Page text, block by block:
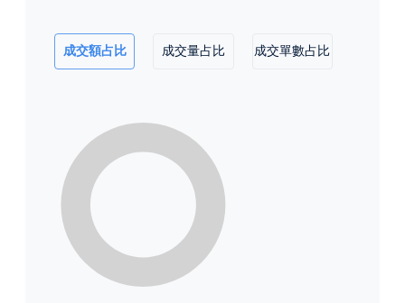
成交額占比 成交量占比 成交單數占比